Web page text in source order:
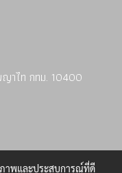
ญาไท กทม. 10400
ภาพและประสบการณ์ที่ดี